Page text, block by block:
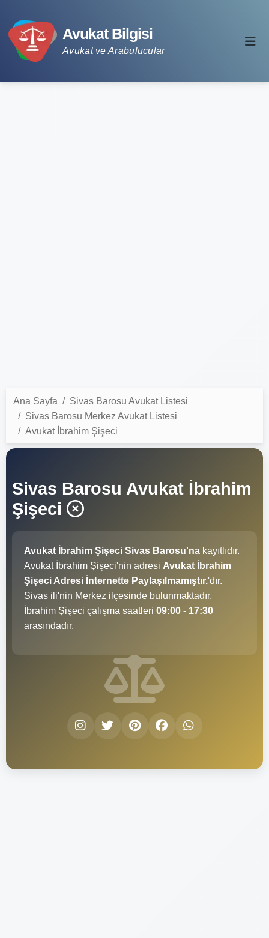
Avukat Bilgisi
Avukat ve Arabulucular
Ana Sayfa
Sivas Barosu Avukat Listesi
Sivas Barosu Merkez Avukat Listesi
Avukat İbrahim Şişeci
Sivas Barosu Avukat İbrahim
Şişeci
Avukat İbrahim Şişeci Sivas Barosu'na kayıtlıdır.
Avukat İbrahim Şişeci'nin adresi Avukat İbrahim
Şişeci Adresi İnternette Paylaşılmamıştır.'dır.
Sivas ili'nin Merkez ilçesinde bulunmaktadır.
İbrahim Şişeci çalışma saatleri 09:00 - 17:30
arasındadır.